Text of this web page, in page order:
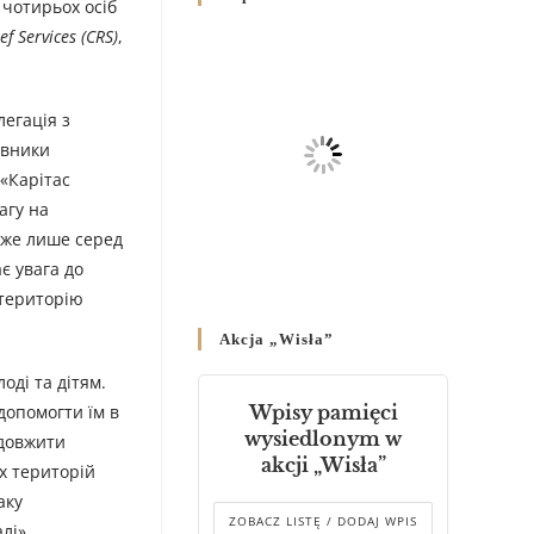
осіб
Services (CRS),
з
на
лише серед
увага до
та дітям.
їм в
територій
Родин
Справ Молоді та встановленя
складу Катихитичної Комісії
днях 2-12 липня 2024 р.”
Декрет єпископів
Перемисько-Варшавської
Митрополії стосовно
звершування Божественної
літургії
Akcja „Wisła”
Wpisy pamięci
wysiedlonym w
akcji „Wisła”
ZOBACZ LISTĘ / DODAJ WPIS